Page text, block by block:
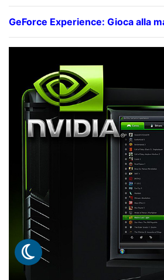
GeForce Experience: Gioca alla